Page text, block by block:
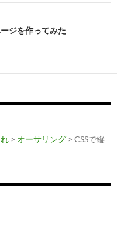
ジを作ってみた
> オーサリング > CSSで縦